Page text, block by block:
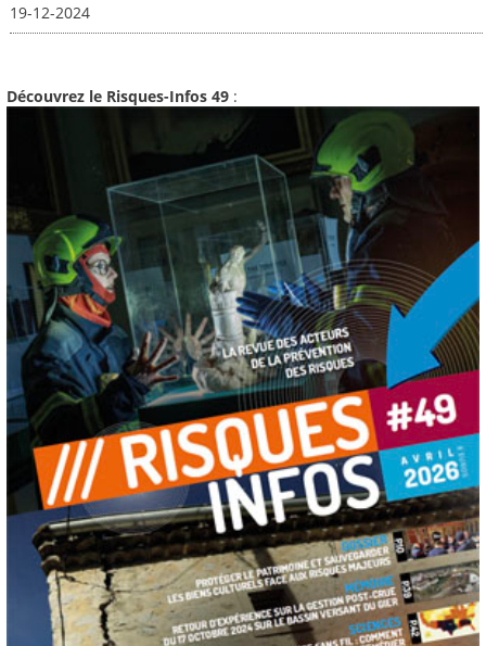
19-12-2024
Découvrez le Risques-Infos 49 :